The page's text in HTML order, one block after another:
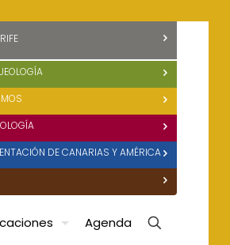
Agenda
DE CANARIAS Y AMÉRICA